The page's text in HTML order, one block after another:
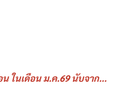
ในเดือน ม.ค.69 นับจาก...